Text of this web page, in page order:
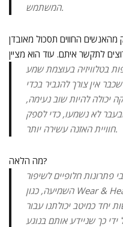
המשתמש.
החווים תסכול מאובדן
בטלוויזיה בעוצמת שמע
אין צורך להגביר בכדי
יכולה להיות שוב נעימה,
לא נשמעו, כדי לספק
חוויית האזנה עשירה יותר.
מה הלאה?
פתרונות חלופיים לשיפור
השמיעה, כגון Wear & Hear. אובדן שמיעה הוא טבעי ונפוץ
יחד כמיטב יכולתנו עבור
כך שניידע אותם בנוגע